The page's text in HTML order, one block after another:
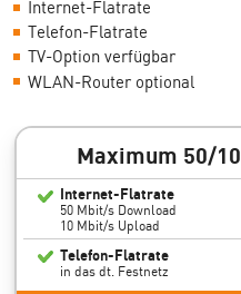
Internet-Flatrate
Telefon-Flatrate
TV-Option verfügbar
WLAN-Router optional
Maximum 50/10
Internet-Flatrate
50 Mbit/s Download
10 Mbit/s Upload
Telefon-Flatrate
in das dt. Festnetz